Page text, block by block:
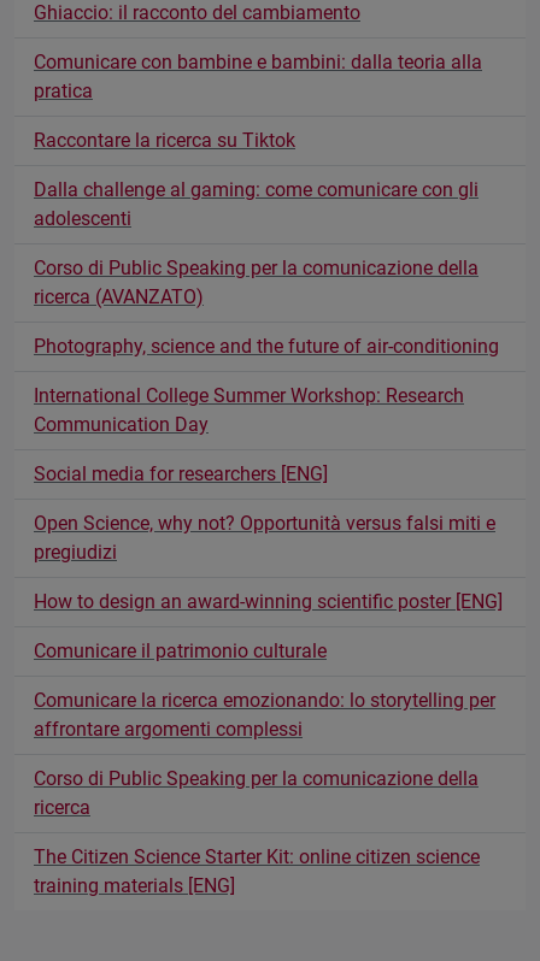
Ghiaccio: il racconto del cambiamento
Comunicare con bambine e bambini: dalla teoria alla
pratica
Raccontare la ricerca su Tiktok
Dalla challenge al gaming: come comunicare con gli
adolescenti
Corso di Public Speaking per la comunicazione della
ricerca (AVANZATO)
Photography, science and the future of air-conditioning
International College Summer Workshop: Research
Communication Day
Social media for researchers [ENG]
Open Science, why not? Opportunità versus falsi miti e
pregiudizi
How to design an award-winning scientific poster [ENG]
Comunicare il patrimonio culturale
Comunicare la ricerca emozionando: lo storytelling per
affrontare argomenti complessi
Corso di Public Speaking per la comunicazione della
ricerca
The Citizen Science Starter Kit: online citizen science
training materials [ENG]